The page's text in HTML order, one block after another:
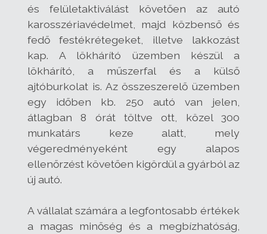
és felületaktiválást követően az autó
karosszériavédelmet, majd közbenső és
fedő festékrétegeket, illetve lakkozást
kap. A lökhárító üzemben készül a
lökhárító, a műszerfal és a külső
ajtóburkolat is. Az összeszerelő üzemben
egy időben kb. 250 autó van jelen,
átlagban 8 órát töltve ott, közel 300
munkatárs keze alatt, mely
végeredményeként egy alapos
ellenőrzést követően kigördül a gyárból az
új autó.
A vállalat számára a legfontosabb értékek
a magas minőség és a megbízhatóság,